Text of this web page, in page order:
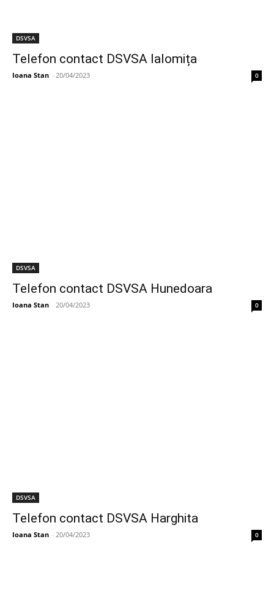
DSVSA
Telefon contact DSVSA Ialomița
Ioana Stan - 20/04/2023 0
DSVSA
Telefon contact DSVSA Hunedoara
Ioana Stan - 20/04/2023 0
DSVSA
Telefon contact DSVSA Harghita
Ioana Stan - 20/04/2023 0